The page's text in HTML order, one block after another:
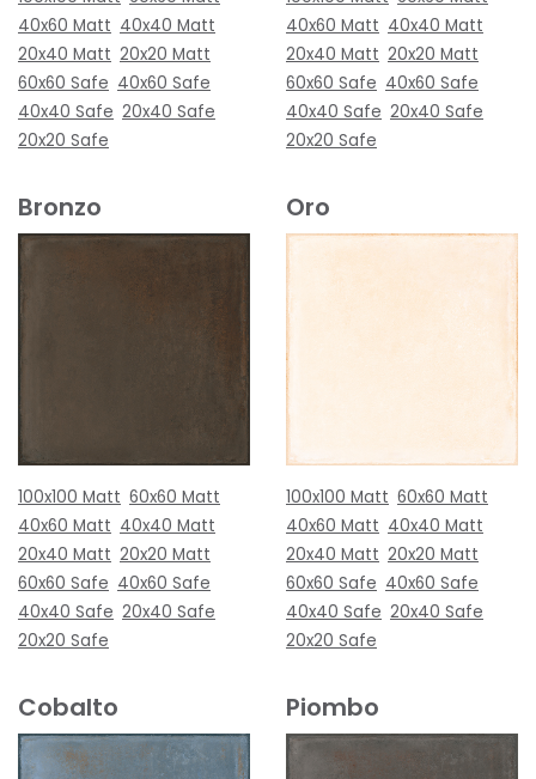
40x60 Matt 40x40 Matt
20x40 Matt 20x20 Matt
60x60 Safe 40x60 Safe
40x40 Safe 20x40 Safe
20x20 Safe
40x60 Matt 40x40 Matt
20x40 Matt 20x20 Matt
60x60 Safe 40x60 Safe
40x40 Safe 20x40 Safe
20x20 Safe
Bronzo
100x100 Matt 60x60 Matt
40x60 Matt 40x40 Matt
20x40 Matt 20x20 Matt
60x60 Safe 40x60 Safe
40x40 Safe 20x40 Safe
20x20 Safe
Oro
100x100 Matt 60x60 Matt
40x60 Matt 40x40 Matt
20x40 Matt 20x20 Matt
60x60 Safe 40x60 Safe
40x40 Safe 20x40 Safe
20x20 Safe
Cobalto Piombo